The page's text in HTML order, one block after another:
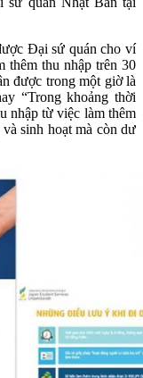
Đại sứ quán cho ví
thêm thu nhập trên 30
được trong một giờ là
“Trong khoảng thời
nhập từ việc làm thêm
sinh hoạt mà còn dư